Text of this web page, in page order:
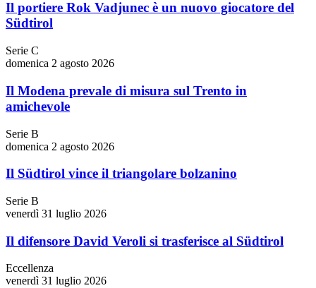
Il portiere Rok Vadjunec è un nuovo giocatore del
Südtirol
Serie C
domenica 2 agosto 2026
Il Modena prevale di misura sul Trento in
amichevole
Serie B
domenica 2 agosto 2026
Il Südtirol vince il triangolare bolzanino
Serie B
venerdì 31 luglio 2026
Il difensore David Veroli si trasferisce al Südtirol
Eccellenza
venerdì 31 luglio 2026